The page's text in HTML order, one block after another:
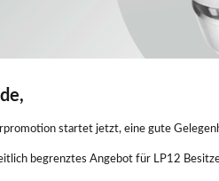
startet jetzt, eine gute
begrenztes Angebot für LP12